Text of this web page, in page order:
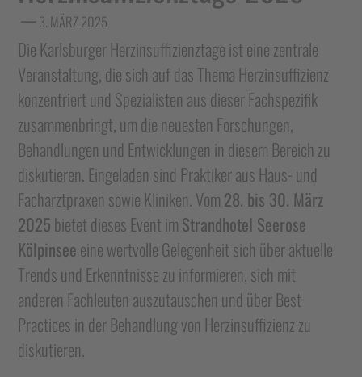
3. MÄRZ 2025
Die Karlsburger Herzinsuffizienztage ist eine zentrale
Veranstaltung, die sich auf das Thema Herzinsuffizienz
konzentriert und Spezialisten aus dieser Fachspezifik
zusammenbringt, um die neuesten Forschungen,
Behandlungen und Entwicklungen in diesem Bereich zu
diskutieren. Eingeladen sind Praktiker aus Haus- und
Facharztpraxen sowie Kliniken. Vom28. bis 30. März
2025bietet dieses Event imStrandhotel Seerose
Kölpinseeeine wertvolle Gelegenheit sich über aktuelle
Trends und Erkenntnisse zu informieren, sich mit
anderen Fachleuten auszutauschen und über Best
Practices in der Behandlung von Herzinsuffizienz zu
diskutieren.